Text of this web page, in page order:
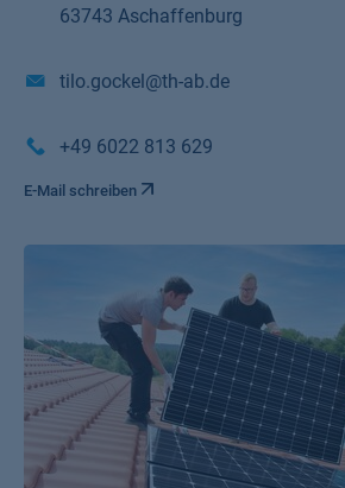
63743 Aschaffenburg
tilo.gockel@th-ab.de
+49 6022 813 629
E-Mail schreiben